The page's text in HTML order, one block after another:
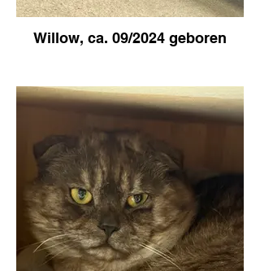
Willow, ca. 09/2024 geboren